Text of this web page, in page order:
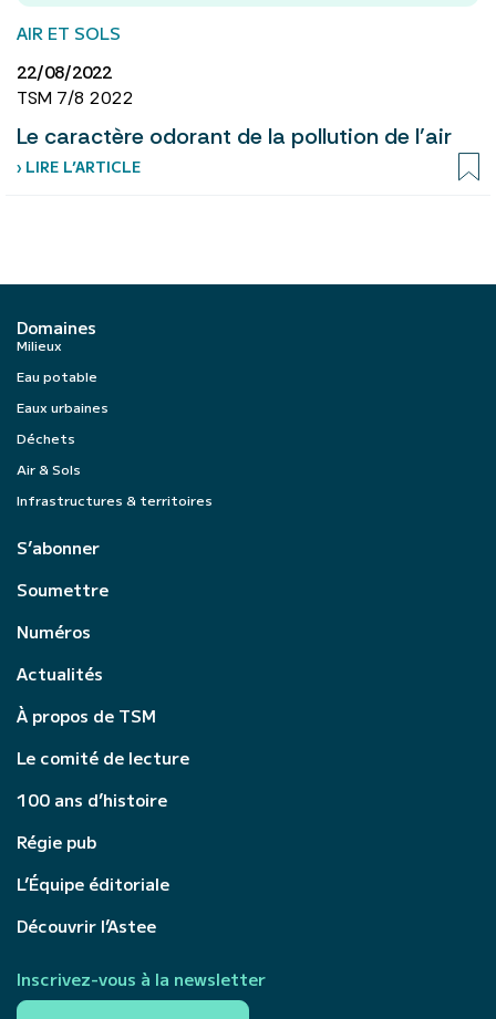
AIR ET SOLS
22/08/2022
TSM 7/8 2022
Le caractère odorant de la pollution de l’air
› LIRE L’ARTICLE
Domaines
Milieux
Eau potable
Eaux urbaines
Déchets
Air & Sols
Infrastructures & territoires
S’abonner
Soumettre
Numéros
Actualités
À propos de TSM
Le comité de lecture
100 ans d’histoire
Régie pub
L’Équipe éditoriale
Découvrir l’Astee
Inscrivez-vous à la newsletter